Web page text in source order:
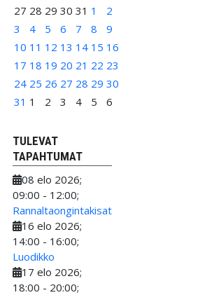
27 28 29 30 31 1
2
3
4 5 6 7 8
9
10 11 12 13 14 15 16
17 18 19 20 21 22 23
24 25 26 27 28 29 30
31 1 2 3 4 5 6
TULEVAT
TAPAHTUMAT
08 elo 2026;
09:00 - 12:00;
Rannaltaongintakisat
16 elo 2026;
14:00 - 16:00;
Luodikko
17 elo 2026;
18:00 - 20:00;